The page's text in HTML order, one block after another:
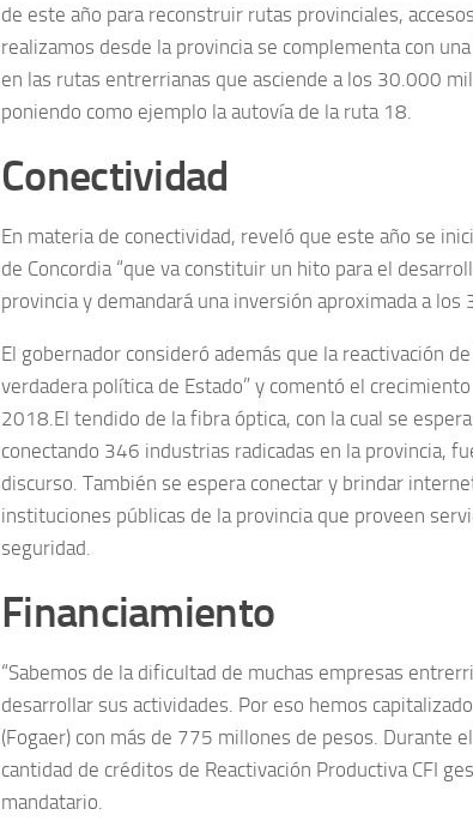
de este año para reconstruir rutas provinciales,
realizamos desde la provincia se complementa con
en las rutas entrerrianas que asciende a los 30.000
poniendo como ejemplo la autovía de la ruta 18.
Conectividad
En materia de conectividad, reveló que este año se
de Concordia “que va constituir un hito para el
provincia y demandará una inversión aproximada a los
El gobernador consideró además que la reactivación
verdadera política de Estado” y comentó el
2018.El tendido de la fibra óptica, con la cual se
conectando 346 industrias radicadas en la provincia,
discurso. También se espera conectar y brindar
instituciones públicas de la provincia que proveen
seguridad.
Financiamiento
“Sabemos de la dificultad de muchas empresas
desarrollar sus actividades. Por eso hemos
(Fogaer) con más de 775 millones de pesos. Durante
cantidad de créditos de Reactivación Productiva CFI
mandatario.